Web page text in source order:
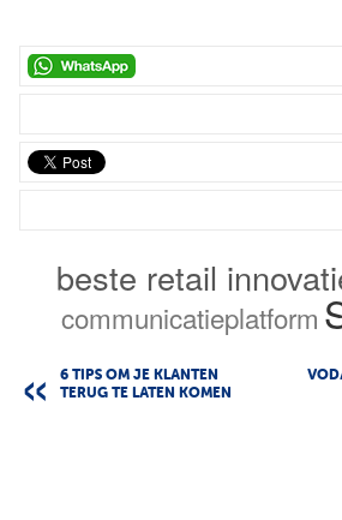
beste retail
communicatieplatform
6 TIPS OM JE KLANTEN
TERUG TE LATEN KOMEN